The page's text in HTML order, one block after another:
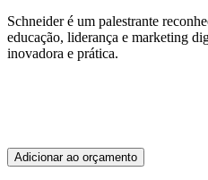
Schneider é um palestrante
educação, liderança e marketing
inovadora e prática.
Adicionar ao orçamento